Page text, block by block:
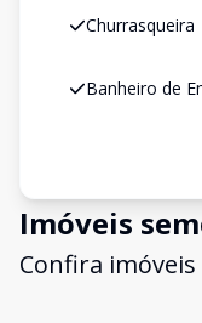
Churrasqueira
Banheiro de
Imóveis
Confira